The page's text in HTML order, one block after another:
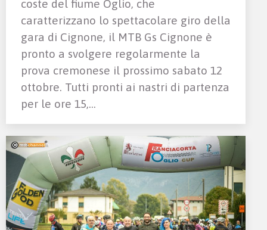
coste del fiume Oglio, che
caratterizzano lo spettacolare giro della
gara di Cignone, il MTB Gs Cignone è
pronto a svolgere regolarmente la
prova cremonese il prossimo sabato 12
ottobre. Tutti pronti ai nastri di partenza
per le ore 15,…